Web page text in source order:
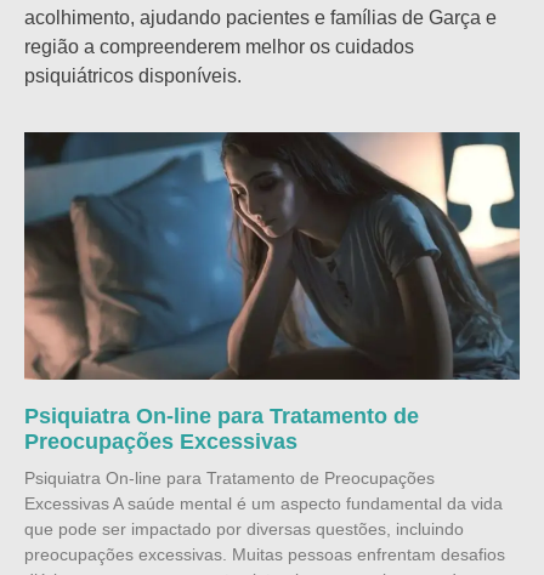
acolhimento, ajudando pacientes e famílias de Garça e
região a compreenderem melhor os cuidados
psiquiátricos disponíveis.
Psiquiatra On-line para Tratamento de
Preocupações Excessivas
Psiquiatra On-line para Tratamento de Preocupações
Excessivas A saúde mental é um aspecto fundamental da vida
que pode ser impactado por diversas questões, incluindo
preocupações excessivas. Muitas pessoas enfrentam desafios